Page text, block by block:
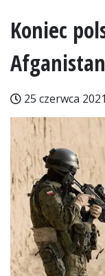
Koniec
25 czerwca 2021